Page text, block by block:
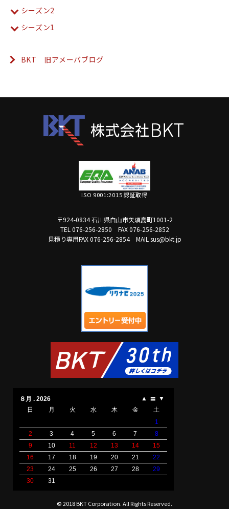
シーズン2
シーズン1
BKT 旧アメーバブログ
ISO 9001:2015 認証取得
〒924-0834 石川県白山市矢頃島町1001-2
TEL 076-256-2850
FAX 076-256-2852
見積り専用FAX 076-256-2854
MAIL sus@bkt.jp
© 2018 BKT Corporation. All Rights Reserved.